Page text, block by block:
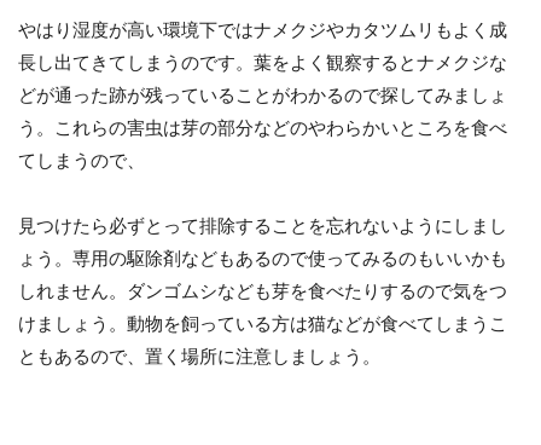
やはり湿度が高い環境下ではナメクジやカタツムリもよく成
長し出てきてしまうのです。葉をよく観察するとナメクジな
どが通った跡が残っていることがわかるので探してみましょ
う。これらの害虫は芽の部分などのやわらかいところを食べ
てしまうので、
見つけたら必ずとって排除することを忘れないようにしまし
ょう。専用の駆除剤などもあるので使ってみるのもいいかも
しれません。ダンゴムシなども芽を食べたりするので気をつ
けましょう。動物を飼っている方は猫などが食べてしまうこ
ともあるので、置く場所に注意しましょう。